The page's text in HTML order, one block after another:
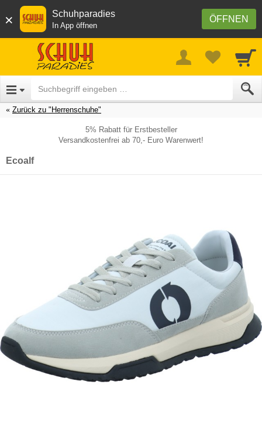
× ÖFFNEN
Schuhparadies
In App öffnen
Zurück zu "Herrenschuhe"
5% Rabatt für Erstbesteller
Versandkostenfrei ab 70,- Euro Warenwert!
Ecoalf